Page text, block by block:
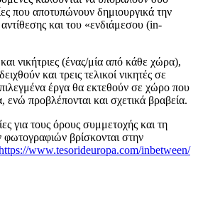
που αποτυπώνουν δημιουργικά την
και του «ενδιάμεσου (in-
νικήτριες (ένας/μία από κάθε χώρα),
και τρεις τελικοί νικητές σε
έργα θα εκτεθούν σε χώρο που
ενώ προβλέπονται και σχετικά βραβεία.
για τους όρους συμμετοχής και τη
φωτογραφιών βρίσκονται στην
www.tesorideuropa.com/inbetween/